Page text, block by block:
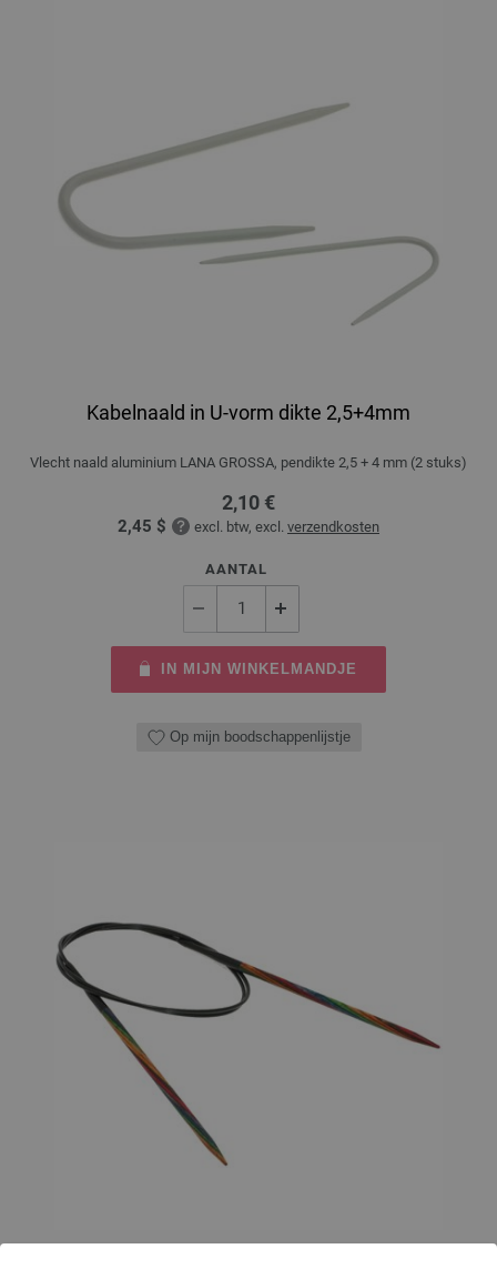
Kabelnaald in U-vorm dikte 2,5+4mm
Vlecht naald aluminium LANA GROSSA, pendikte 2,5 + 4 mm (2 stuks)
2,10 €
2,45 $ excl. btw, excl. verzendkosten
AANTAL
IN MIJN WINKELMANDJE
Op mijn boodschappenlijstje